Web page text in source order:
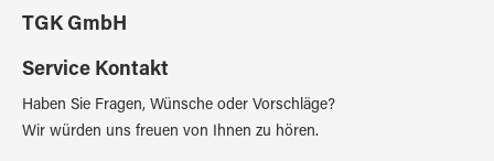
TGK GmbH
Service Kontakt
Haben Sie Fragen, Wünsche oder Vorschläge?
Wir würden uns freuen von Ihnen zu hören.